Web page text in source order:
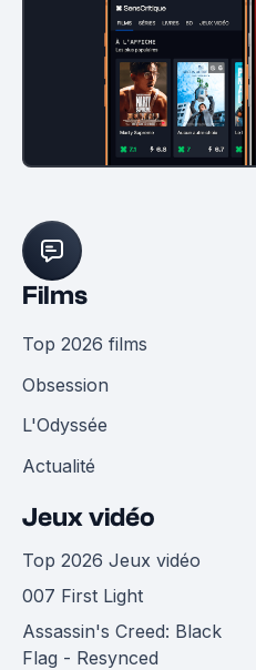
Films
Top 2026 films
Obsession
L'Odyssée
Actualité
Jeux vidéo
Top 2026 Jeux vidéo
007 First Light
Assassin's Creed: Black
Flag - Resynced